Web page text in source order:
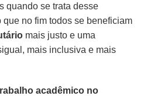
quando se trata desse
que no fim todos se beneficiam
mais justo e uma
mais inclusiva e mais
acadêmico no